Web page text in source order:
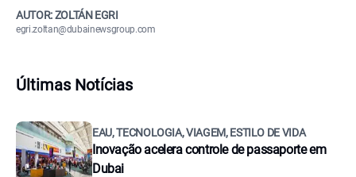
AUTOR: ZOLTÁN EGRI
egri.zoltan@dubainewsgroup.com
Últimas Notícias
EAU, TECNOLOGIA, VIAGEM, ESTILO DE VIDA
Inovação acelera controle de passaporte em
Dubai